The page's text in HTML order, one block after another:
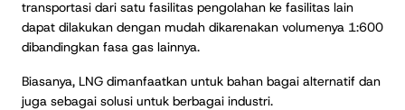
transportasi dari satu fasilitas pengolahan ke fasilitas lain
dapat dilakukan dengan mudah dikarenakan volumenya 1:600
dibandingkan fasa gas lainnya.
Biasanya, LNG dimanfaatkan untuk bahan bagai alternatif dan
juga sebagai solusi untuk berbagai industri.